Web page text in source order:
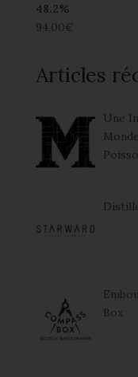
48.2%
94,00€
Articles
Une
Box